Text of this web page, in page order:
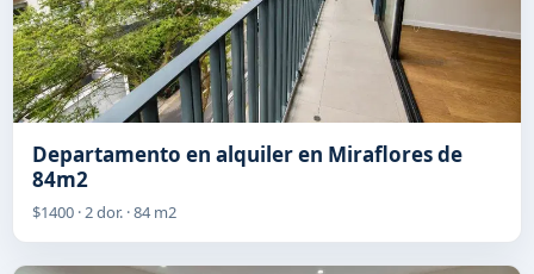
Departamento en alquiler en Miraflores de
84m2
$1400 · 2 dor. · 84 m2